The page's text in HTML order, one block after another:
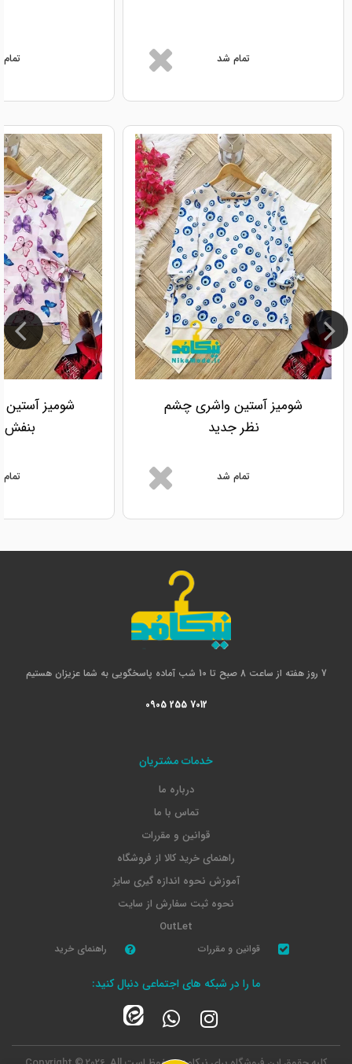
تمام شد
شومیز آستین واشری چشم
نظر جدید
تمام شد
شومیز آستین
بنفش
7 روز هفته از ساعت 8 صبح تا 10 شب آماده پاسخگویی به شما عزیزان هستیم
0905 255 7012
خدمات مشتریان
درباره ما
تماس با ما
قوانین و مقررات
راهنمای خرید کالا از فروشگاه
آموزش نحوه اندازه گیری سایز
نحوه ثبت سفارش از سایت
OutLet
قوانین و مقررات راهنمای خرید
ما را در شبکه های اجتماعی دنبال کنید: